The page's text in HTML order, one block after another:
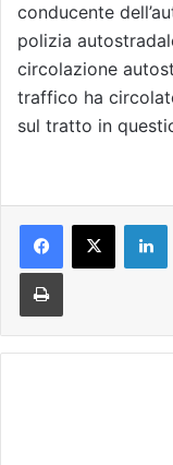
conducente
polizia
circolazione
traffico ha
sul tratto in